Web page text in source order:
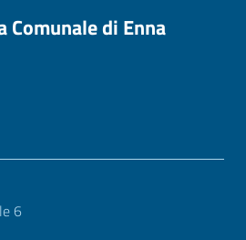
Comunale di Enna
6